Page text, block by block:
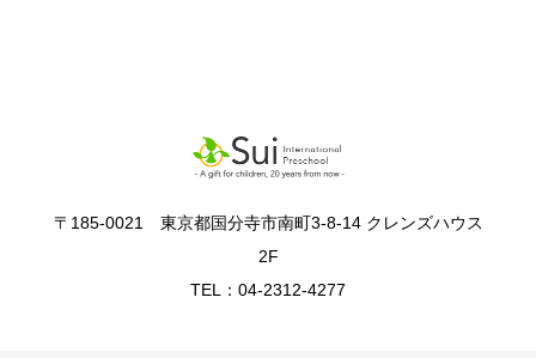
〒185-0021 東京都国分寺市南町3-8-14 クレンズハウス
2F
TEL：04-2312-4277